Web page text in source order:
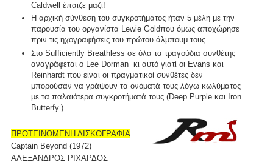
Caldwell έπαιζε μαζί!
Η αρχική σύνθεση του συγκροτήματος ήταν 5 μέλη με την
παρουσία του οργανίστα Lewie Goldπου όμως αποχώρησε
πριν τις ηχογραφήσεις του πρώτου άλμπουμ τους.
Στο Sufficiently Breathless σε όλα τα τραγούδια συνθέτης
αναγράφεται ο Lee Dorman κι αυτό γιατί οι Evans και
Reinhardt που είναι οι πραγματικοί συνθέτες δεν
μπορούσαν να γράψουν τα ονόματά τους λόγω κωλύματος
με τα παλαιότερα συγκροτήματά τους (Deep Purple και Iron
Butterfy.)
ΠΡΟΤΕΙΝΟΜΕΝΗ ΔΙΣΚΟΓΡΑΦΙΑ
Captain Beyond (1972)
ΑΛΕΞΑΝΔΡΟΣ ΡΙΧΑΡΔΟΣ